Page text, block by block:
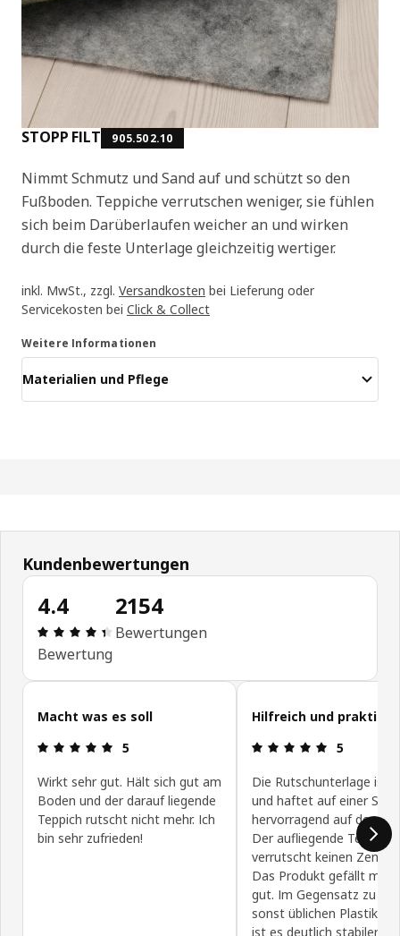
STOPP FILT 905.502.10
Nimmt Schmutz und Sand auf und schützt so den
Fußboden. Teppiche verrutschen weniger, sie fühlen
sich beim Darüberlaufen weicher an und wirken
durch die feste Unterlage gleichzeitig wertiger.
inkl. MwSt., zzgl. Versandkosten bei Lieferung oder
Servicekosten bei Click & Collect
Weitere Informationen
Materialien und Pflege
Kundenbewertungen
4.4
Produktbewertung: 4.4 von 5 Sterne Alle
Bewertung
2154
Bewertungen
Kundenbewertungen überspringen
Macht was es soll
Produktbewertung: 5 von 5 Sterne
5
Wirkt sehr gut. Hält sich gut am
Boden und der darauf liegende
Teppich rutscht nicht mehr. Ich
bin sehr zufrieden!
Hilfreich und praktisch
5
Die Rutschunterlage ist
und haftet auf einer Seite
hervorragend auf den
Der aufliegende Teppich
verrutscht keinen
Das Produkt gefällt mir
gut. Im Gegensatz zu den
sonst üblichen
ist es deutlich stabiler